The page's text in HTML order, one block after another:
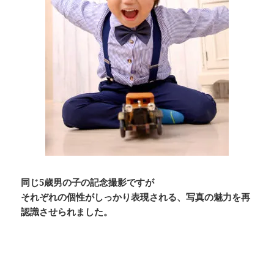
同じ5歳男の子の記念撮影ですが
それぞれの個性がしっかり表現される、写真の魅力を再
認識させられました。